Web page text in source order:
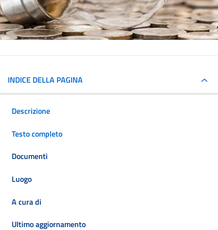
INDICE DELLA PAGINA
Descrizione
Testo completo
Documenti
Luogo
A cura di
Ultimo aggiornamento